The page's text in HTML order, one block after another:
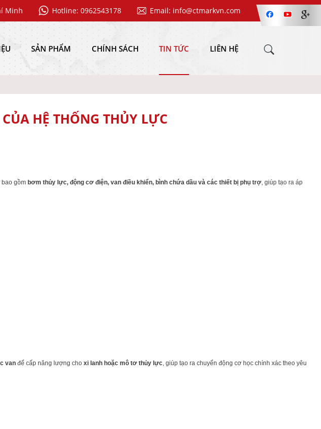
Minh Hotline: 0962543178 Email: info@ctmarkvn.com
SẢN PHẨM CHÍNH SÁCH TIN TỨC LIÊN HỆ
HỆ THỐNG THỦY LỰC
bao gồm bơm thủy lực, động cơ điện, van điều khiển, bình chứa dầu và các thiết bị phụ trợ, giúp tạo ra áp
van để cấp năng lượng cho xi lanh hoặc mô tơ thủy lực, giúp tạo ra chuyển động cơ học chính xác theo yêu